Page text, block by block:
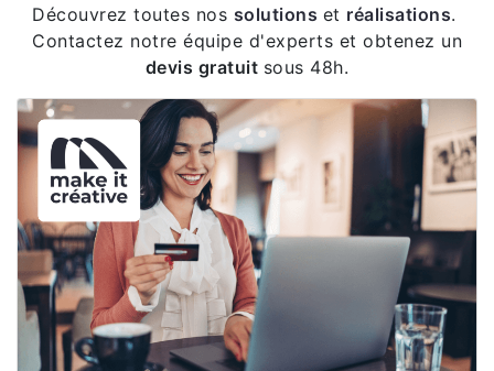
Découvrez toutes nos solutions et réalisations.
Contactez notre équipe d'experts et obtenez un
devis gratuit sous 48h.